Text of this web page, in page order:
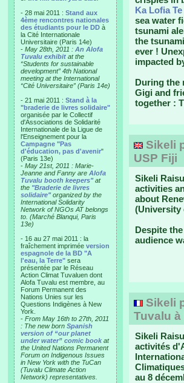
- 28 mai 2011 : Stand aux
4ème rencontres nationales
des étudiants pour le DD à
la Cité Internationale
Universitaire (Paris 14e)
- May 28th, 2011 : An Alofa
Tuvalu exhibit at the
“Students for sustainable
development” 4th National
meeting at the International
“Cité Universitaire” (Paris 14e)
- 21 mai 2011 : Stand à la
"braderie de livres solidaire"
organisée par le Collectif
d'Associations de Solidarité
Internationale de la Ligue de
l'Enseignement pour la
Campagne "Pas
d'éducation, pas d'avenir"
(Paris 13e)
- May 21st, 2011 : Marie-
Jeanne and Fanny are Alofa
Tuvalu booth keepers"at
the "Braderie de livres
solidaire"organized by the
International Solidarity
Network of NGOs AT belongs
to. (Marché Blanqui, Paris
13e)
- 16 au 27 mai 2011 : la
fraîchement imprimée version
espagnole de la BD "A
l'eau, la Terre" sera
présentée par le Réseau
Action Climat Tuvaluen dont
Alofa Tuvalu est membre, au
Forum Permanent des
Nations Unies sur les
Questions Indigènes à New
York.
- From May 16th to 27th, 2011
: The new born Spanish
version of “our planet
under water” comic book at
the United Nations Permanent
Forum on Indigenous Issues
in New York with the TuCan
(Tuvalu Climate Action
Network) representatives.
Ka Lofia
sea water
tsunami
the
ever !
impacted
During the
Gigi and
together :
Sikeli
USP Fiji
Sikeli
activities
about
(University
Despite
audience
Sikeli
Tuvalu à
Sikeli
activités
au 8